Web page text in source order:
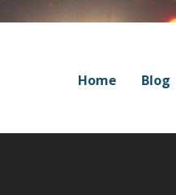
Home Blog